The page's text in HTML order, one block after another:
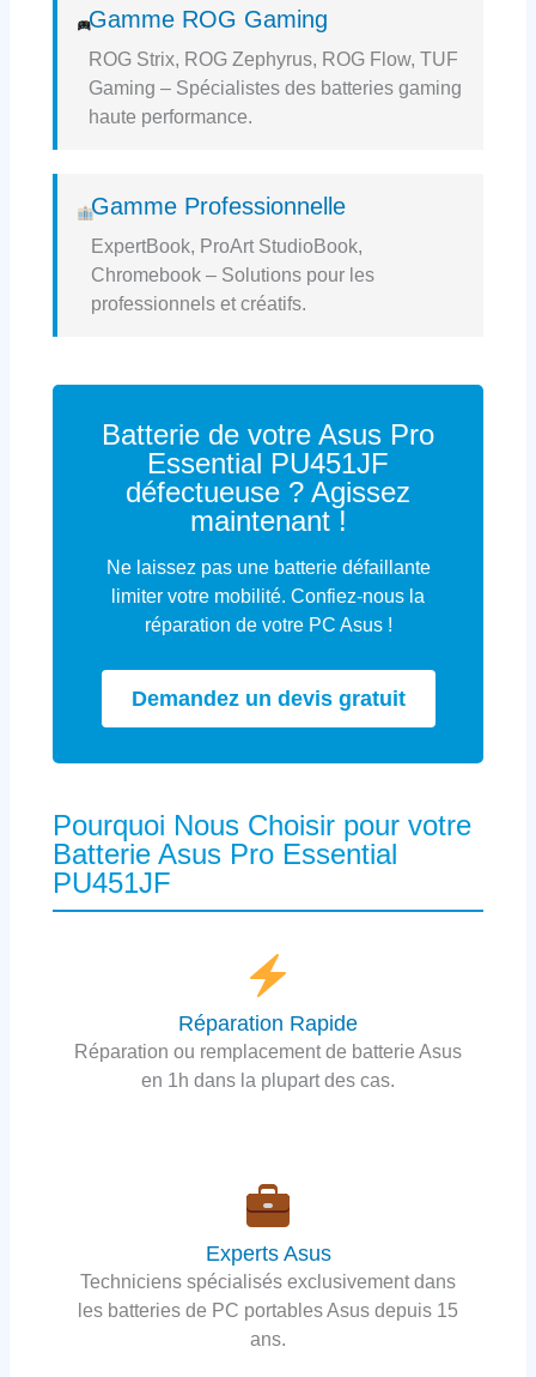
Gamme ROG Gaming
ROG Strix, ROG Zephyrus, ROG Flow, TUF
Gaming – Spécialistes des batteries gaming
haute performance.
Gamme Professionnelle
ExpertBook, ProArt StudioBook,
Chromebook – Solutions pour les
professionnels et créatifs.
Batterie de votre Asus Pro
Essential PU451JF
défectueuse ? Agissez
maintenant !
Ne laissez pas une batterie défaillante
limiter votre mobilité. Confiez-nous la
réparation de votre PC Asus !
Demandez un devis gratuit
Pourquoi Nous Choisir pour votre
Batterie Asus Pro Essential
PU451JF
Réparation Rapide
Réparation ou remplacement de batterie Asus
en 1h dans la plupart des cas.
Experts Asus
Techniciens spécialisés exclusivement dans
les batteries de PC portables Asus depuis 15
ans.